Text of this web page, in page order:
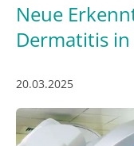
Neue
Dermatitis
20.03.2025